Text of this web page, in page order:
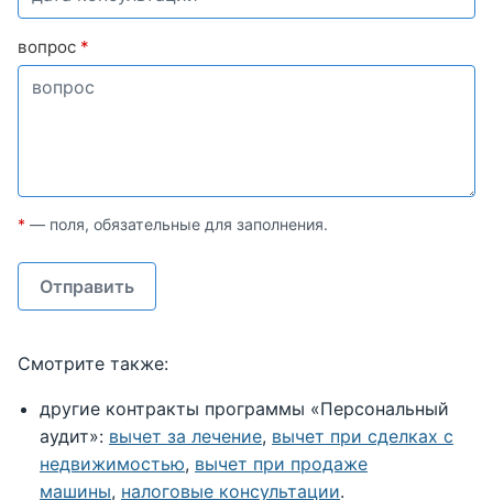
вопрос *
* — поля, обязательные для заполнения.
Смотрите также:
другие контракты программы «Персональный
аудит»: вычет за лечение, вычет при сделках с
недвижимостью, вычет при продаже
машины, налоговые консультации.